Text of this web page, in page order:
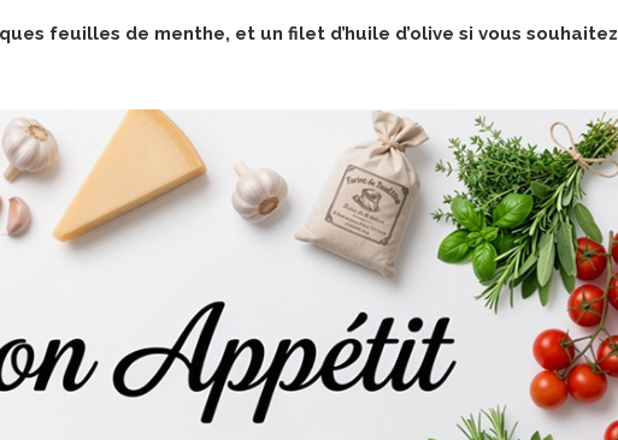
feuilles de menthe, et un filet d’huile d’olive si vous souhaitez